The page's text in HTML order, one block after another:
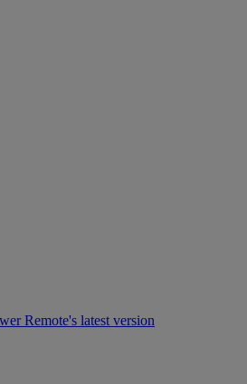
Remote's latest version